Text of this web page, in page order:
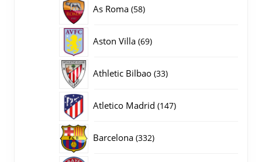
As Roma 5858
Aston Villa 6969
Athletic Bilbao 3333
Atletico Madrid 147147
Barcelona 332332